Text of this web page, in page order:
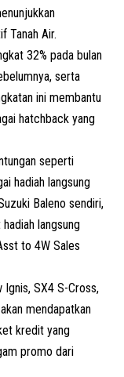
Tanah Air.
32% pada bulan
serta
ini membantu
hatchback yang
seperti
hadiah langsung
Baleno sendiri,
langsung
to 4W Sales
Ignis, SX4 S-Cross,
mendapatkan
kredit yang
promo dari